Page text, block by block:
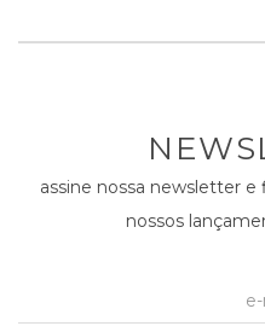
assine nossa newsletter
nossos